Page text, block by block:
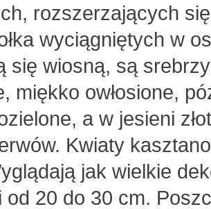
rozszerzających
wyciągniętych w
się wiosną, są
miękko owłosione,
a w jesieni
Kwiaty
jak wielkie
od 20 do 30 cm.